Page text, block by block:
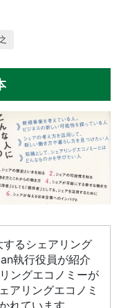
るシェアリング
執行役員が紹介
ングエコノミーが
アリングエコノミ
れています。